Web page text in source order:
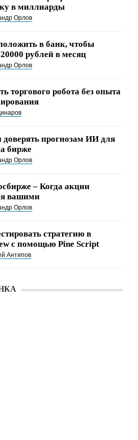
в миллиарды
Орлов
в банк, чтобы
рублей в месяц
Орлов
торгового робота без опыта
прогнозам ИИ для
бирже
Орлов
– Когда акции
вашими
Орлов
стратегию в
с помощью Pine Script
Антипов